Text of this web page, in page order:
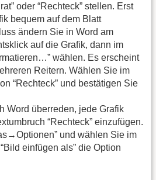
oder “Rechteck” stellen. Erst
bequem auf dem Blatt
ändern Sie in Word am
auf die Grafik, dann im
wählen. Es erscheint
Reitern. Wählen Sie im
“Rechteck” und bestätigen Sie
Word überreden, jede Grafik
“Rechteck” einzufügen.
und wählen Sie im
einfügen als” die Option